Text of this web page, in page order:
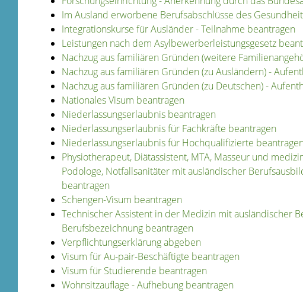
Im Ausland erworbene Berufsabschlüsse des
Integrationskurse für Ausländer - Teilnahme beantragen
Leistungen nach dem Asylbewerberleistungsgesetz
Nachzug aus familiären Gründen (weitere
Nachzug aus familiären Gründen (zu Ausländern) -
Nachzug aus familiären Gründen (zu Deutschen) -
Nationales Visum beantragen
Niederlassungserlaubnis beantragen
Niederlassungserlaubnis für Fachkräfte beantragen
Niederlassungserlaubnis für Hochqualifizierte
Physiotherapeut, Diätassistent, MTA, Masseur und
Podologe, Notfallsanitäter mit ausländischer
beantragen
Schengen-Visum beantragen
Technischer Assistent in der Medizin mit ausländischer
Berufsbezeichnung beantragen
Verpflichtungserklärung abgeben
Visum für Au-pair-Beschäftigte beantragen
Visum für Studierende beantragen
Wohnsitzauflage - Aufhebung beantragen